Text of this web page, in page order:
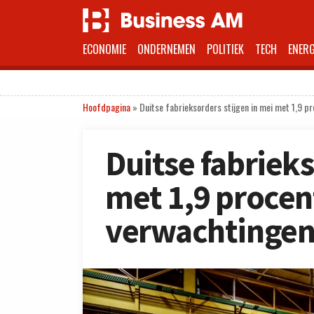
ECONOMIE ONDERNEMEN POLITIEK TECH
Hoofdpagina» Duitse fabrieksorders stijgen in mei met 1,9
Duitse
met 1,9
verwachtingen